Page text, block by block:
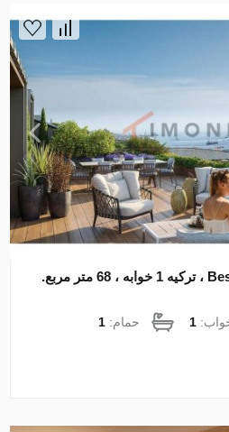
آپارتمان در Besiktas، Istanbul ، ترکیه 1 خوابه ، 68 متر مربع.
1 حمام:1